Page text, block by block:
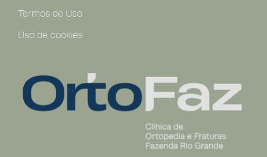
Termos de Uso
Uso de cookies